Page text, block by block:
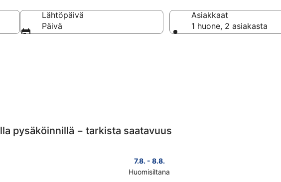
Lähtöpäivä
Päivä
Asiakkaat
1 huone, 2 asiakasta
pysäköinnillä − tarkista saatavuus
7.8. - 8.8.
Huomisiltana